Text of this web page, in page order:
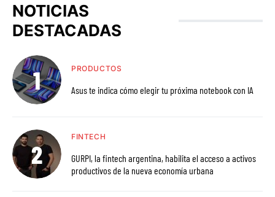
NOTICIAS
DESTACADAS
PRODUCTOS
Asus te indica cómo elegir tu próxima notebook con IA
FINTECH
GURPI, la fintech argentina, habilita el acceso a activos
productivos de la nueva economía urbana